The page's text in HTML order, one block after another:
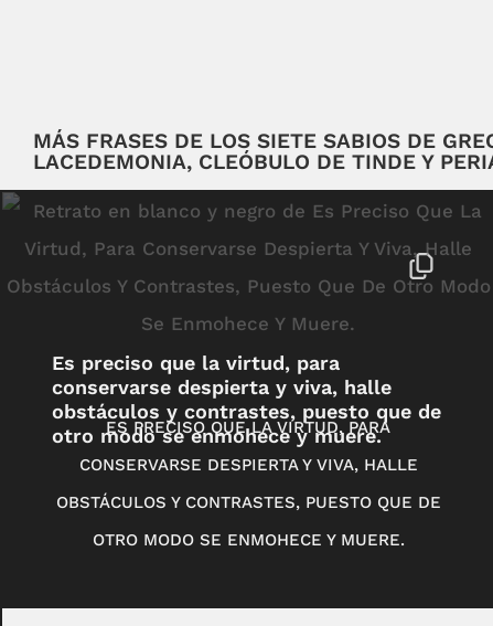
MÁS FRASES DE LOS SIETE SABIOS DE
LACEDEMONIA, CLEÓBULO DE TINDE Y
Es preciso que la virtud, para
conservarse despierta y viva, halle
obstáculos y contrastes, puesto que de
otro modo se enmohece y muere.
ES PRECISO QUE LA VIRTUD, PARA
CONSERVARSE DESPIERTA Y VIVA, HALLE
OBSTÁCULOS Y CONTRASTES, PUESTO QUE DE
OTRO MODO SE ENMOHECE Y MUERE.